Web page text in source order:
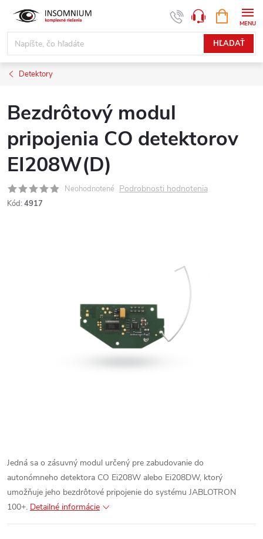
obsah
HĽADAŤ
KOŠÍK
Detektory
Bezdrôtový modul
pripojenia CO detektorov
EI208W(D)
Neohodnotené Podrobnosti hodnotenia
Kód: 4917
Jedná sa o zásuvný modul určený pre zabudovanie do
autonómneho detektora CO Ei208W alebo Ei208DW, ktorý
umožňuje jeho bezdrôtové pripojenie do systému JABLOTRON
100+. Detailné informácie
www.insomnium.sk - Chat